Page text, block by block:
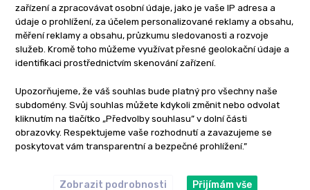
zařízení a zpracovávat osobní údaje, jako je vaše IP adresa a
údaje o prohlížení, za účelem personalizované reklamy a obsahu,
měření reklamy a obsahu, průzkumu sledovanosti a rozvoje
služeb. Kromě toho můžeme využívat přesné geolokační údaje a
identifikaci prostřednictvím skenování zařízení.
Upozorňujeme, že váš souhlas bude platný pro všechny naše
subdomény. Svůj souhlas můžete kdykoli změnit nebo odvolat
kliknutím na tlačítko „Předvolby souhlasu” v dolní části
obrazovky. Respektujeme vaše rozhodnutí a zavazujeme se
poskytovat vám transparentní a bezpečné prohlížení.”
Zobrazit podrobnosti Přijímám vše
-Reklama-